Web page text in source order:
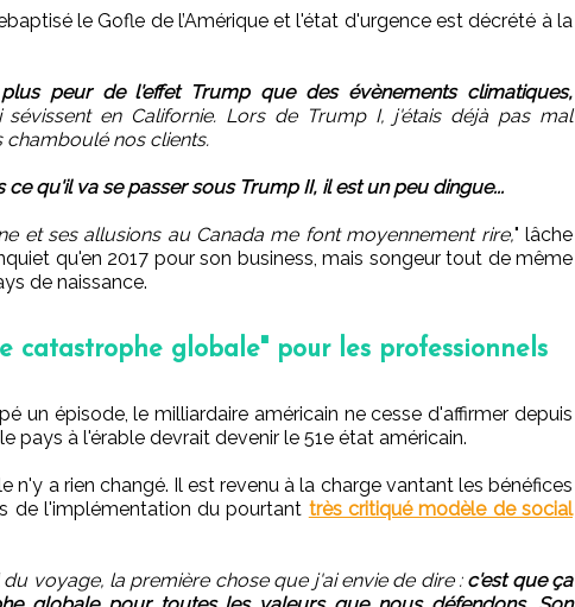
le Gofle de l’Amérique et l'état d'urgence est décrété à la
peur de l'effet Trump que des évènements climatiques,
en Californie. Lors de Trump I, j'étais déjà pas mal
chamboulé nos clients.
ce qu'il va se passer sous Trump II, il est un peu dingue...
et ses allusions au Canada me font moyennement rire," lâche
qu'en 2017 pour son business, mais songeur tout de même
de naissance.
catastrophe globale" pour les professionnels
un épisode, le milliardaire américain ne cesse d'affirmer depuis
pays à l'érable devrait devenir le 51e état américain.
n'y a rien changé. Il est revenu à la charge vantant les bénéfices
de l'implémentation du pourtant très critiqué modèle de social
voyage, la première chose que j'ai envie de dire : c'est que ça